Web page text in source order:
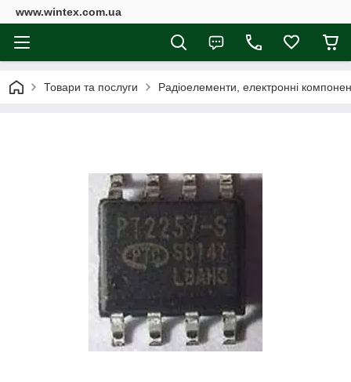
www.wintex.com.ua
Товари та послуги Радіоелементи, електронні